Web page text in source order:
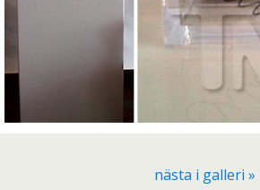
nästa i galleri »